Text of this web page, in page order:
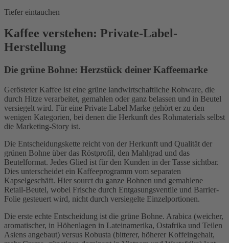
Tiefer eintauchen
Kaffee verstehen: Private-Label-
Herstellung
Die grüne Bohne: Herzstück deiner Kaffeemarke
Gerösteter Kaffee ist eine grüne landwirtschaftliche Rohware, die
durch Hitze verarbeitet, gemahlen oder ganz belassen und in Beutel
versiegelt wird. Für eine Private Label Marke gehört er zu den
wenigen Kategorien, bei denen die Herkunft des Rohmaterials selbst
die Marketing-Story ist.
Die Entscheidungskette reicht von der Herkunft und Qualität der
grünen Bohne über das Röstprofil, den Mahlgrad und das
Beutelformat. Jedes Glied ist für den Kunden in der Tasse sichtbar.
Dies unterscheidet ein Kaffeeprogramm vom separaten
Kapselgeschäft. Hier sourct du ganze Bohnen und gemahlene
Retail-Beutel, wobei Frische durch Entgasungsventile und Barrier-
Folie gesteuert wird, nicht durch versiegelte Einzelportionen.
Die erste echte Entscheidung ist die grüne Bohne. Arabica (weicher,
aromatischer, in Höhenlagen in Lateinamerika, Ostafrika und Teilen
Asiens angebaut) versus Robusta (bitterer, höherer Koffeingehalt,